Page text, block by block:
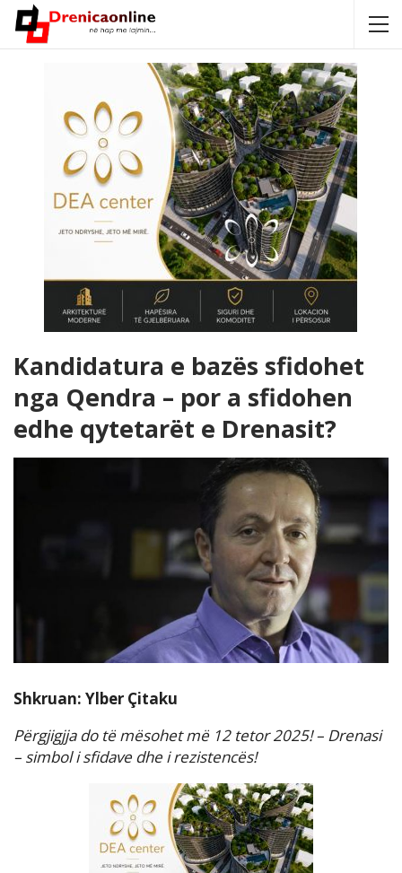
Kandidatura e bazës sfidohet
nga Qendra – por a sfidohen
edhe qytetarët e Drenasit?
Shkruan: Ylber Çitaku
Përgjigjja do të mësohet më 12 tetor 2025! – Drenasi
– simbol i sfidave dhe i rezistencës!